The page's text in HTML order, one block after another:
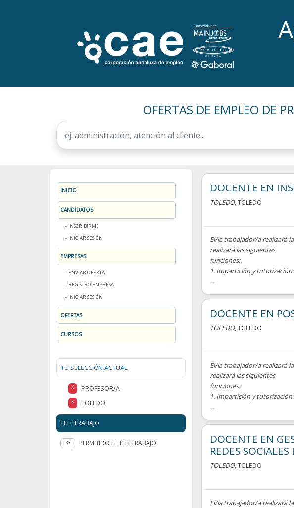
OFERTAS DE EMPLEO DE
INICIO
CANDIDATOS
INSCRIBIRME
INICIAR SESIÓN
EMPRESAS
ENVIAR OFERTA
REGISTRO EMPRESA
INICIAR SESIÓN
OFERTAS
CURSOS
TU SELECCIÓN ACTUAL
X PROFESOR/A
X TOLEDO
TELETRABAJO
33 PERMITIDO EL TELETRABAJO
DOCENTE EN
TOLEDO, TOLEDO
El/la trabajador/a realizará
realizará las siguientes
funciones:
1. Impartición y tutorización:
...
DOCENTE EN
TOLEDO, TOLEDO
El/la trabajador/a realizará
realizará las siguientes
funciones:
1. Impartición y tutorización:
...
DOCENTE EN
REDES
TOLEDO, TOLEDO
El/la trabajador/a realizará